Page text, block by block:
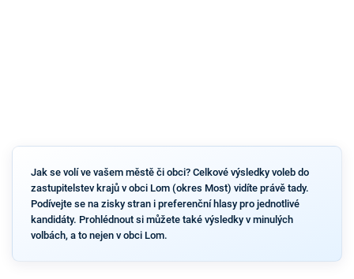
Jak se volí ve vašem městě či obci? Celkové výsledky voleb do
zastupitelstev krajů v obci Lom (okres Most) vidíte právě tady.
Podívejte se na zisky stran i preferenční hlasy pro jednotlivé
kandidáty. Prohlédnout si můžete také výsledky v minulých
volbách, a to nejen v obci Lom.